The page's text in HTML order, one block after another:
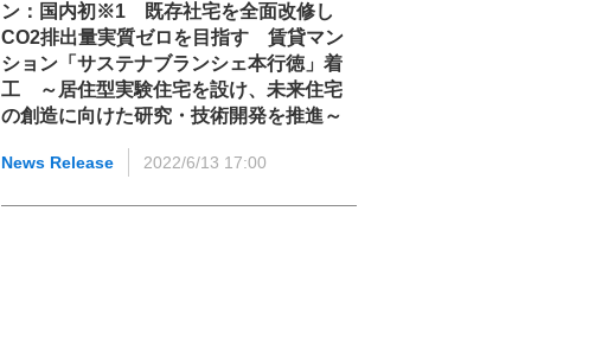
ン：国内初※1 既存社宅を全面改修し
CO2排出量実質ゼロを目指す 賃貸マン
ション「サステナブランシェ本行徳」着
工 ～居住型実験住宅を設け、未来住宅
の創造に向けた研究・技術開発を推進～
News Release 2022/6/13 17:00